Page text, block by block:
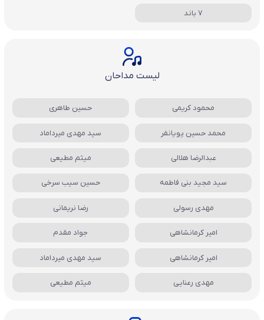
7 باند
لیست مداحان
محمود کریمی حسین طاهری
محمد حسین پویانفر سید مهدی میرداماد
عبدالرضا هلالی میثم مطیعی
سید مجید بنی فاطمه حسین سیب سرخی
مهدی رسولی رضا نریمانی
امیر کرمانشاهی جواد مقدم
امیر کرمانشاهی سید مهدی میرداماد
مهدی رعنایی میثم مطیعی